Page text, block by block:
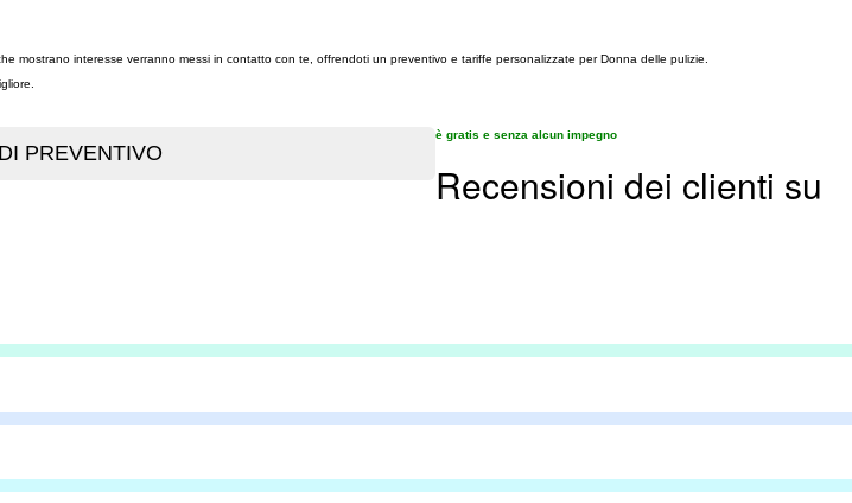
interesse verranno messi in contatto con te, offrendoti un preventivo e tariffe personalizzate per Donna delle pulizie.
è gratis e senza alcun impegno
Recensioni dei clienti su